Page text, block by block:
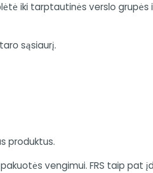
iki tarptautinės verslo
sąsiaurį.
produktus.
vengimui. FRS taip pat